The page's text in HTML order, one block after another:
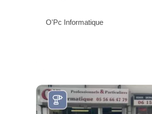
O'Pc Informatique